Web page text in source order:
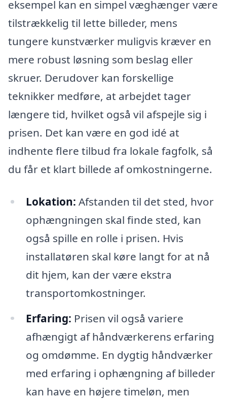
eksempel kan en simpel væghænger være
tilstrækkelig til lette billeder, mens
tungere kunstværker muligvis kræver en
mere robust løsning som beslag eller
skruer. Derudover kan forskellige
teknikker medføre, at arbejdet tager
længere tid, hvilket også vil afspejle sig i
prisen. Det kan være en god idé at
indhente flere tilbud fra lokale fagfolk, så
du får et klart billede af omkostningerne.
Lokation: Afstanden til det sted, hvor
ophængningen skal finde sted, kan
også spille en rolle i prisen. Hvis
installatøren skal køre langt for at nå
dit hjem, kan der være ekstra
transportomkostninger.
Erfaring: Prisen vil også variere
afhængigt af håndværkerens erfaring
og omdømme. En dygtig håndværker
med erfaring i ophængning af billeder
kan have en højere timeløn, men